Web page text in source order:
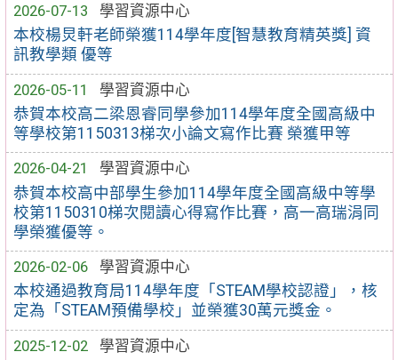
2026-07-13
學習資源中心
本校楊炅軒老師榮獲114學年度[智慧教育精英獎] 資
訊教學類 優等
2026-05-11
學習資源中心
恭賀本校高二梁恩睿同學參加114學年度全國高級中
等學校第1150313梯次小論文寫作比賽 榮獲甲等
2026-04-21
學習資源中心
恭賀本校高中部學生參加114學年度全國高級中等學
校第1150310梯次閱讀心得寫作比賽，高一高瑞涓同
學榮獲優等。
2026-02-06
學習資源中心
本校通過教育局114學年度「STEAM學校認證」，核
定為「STEAM預備學校」並榮獲30萬元獎金。
2025-12-02
學習資源中心